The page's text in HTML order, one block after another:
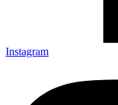
Instagram